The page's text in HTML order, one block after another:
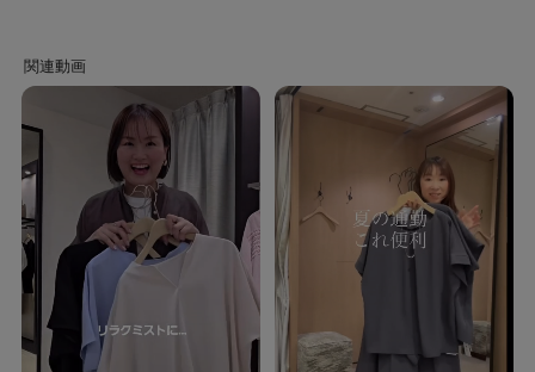
ブラウン(043)に比べ若干濃い色味
■ブラック(919)
ブラック(719)に比べ若干濃い色味
【素材感】ホワイト（003） チャコールグレー（014） ブラウン（043／
643） ベージュ（052） ネイビー（094）
清涼感を身にまとうキレイめな素材。
特殊な撚糸をして織り上げシワ感を施しています。
心地の良い素材感、またクセになるストレッチ感を持ち合せ、快適な着心地
に仕上げています。